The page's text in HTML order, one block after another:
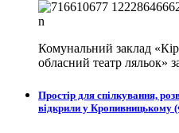
Комунальний заклад
обласний театр ляльок»
Простір для спілкування,
відкрили у